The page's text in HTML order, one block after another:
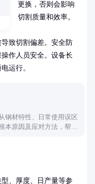
更换，否则会影响
切割质量和效率。
致切割偏差。安全防
作人员安全。设备长
运行。
钢材特性、日常使用误区
本原因及应对方法，帮你
、厚度、日产量等参